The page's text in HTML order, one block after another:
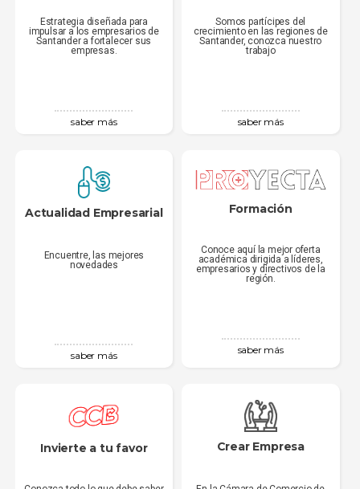
Estrategia diseñada para
impulsar a los empresarios de
Santander a fortalecer sus
empresas.
saber más
Somos partícipes del
crecimiento en las regiones de
Santander, conozca nuestro
trabajo
saber más
Actualidad Empresarial
Encuentre, las mejores
novedades
saber más
Formación
Conoce aquí la mejor oferta
académica dirigida a líderes,
empresarios y directivos de la
región.
saber más
Invierte a tu favor Crear Empresa